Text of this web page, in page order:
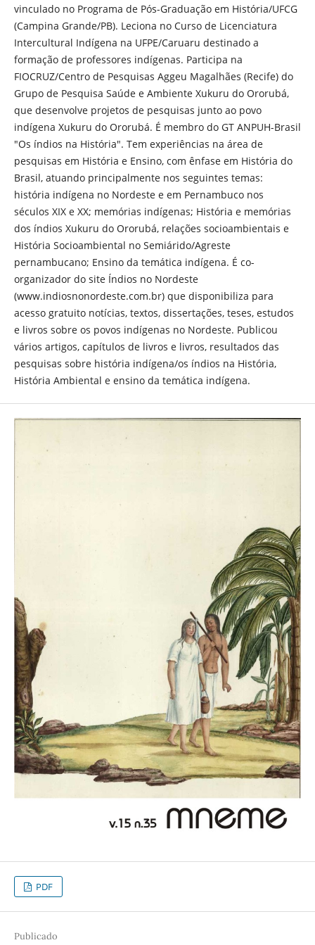
vinculado no Programa de Pós-Graduação em História/UFCG
(Campina Grande/PB). Leciona no Curso de Licenciatura
Intercultural Indígena na UFPE/Caruaru destinado a
formação de professores indígenas. Participa na
FIOCRUZ/Centro de Pesquisas Aggeu Magalhães (Recife) do
Grupo de Pesquisa Saúde e Ambiente Xukuru do Ororubá,
que desenvolve projetos de pesquisas junto ao povo
indígena Xukuru do Ororubá. É membro do GT ANPUH-Brasil
"Os índios na História". Tem experiências na área de
pesquisas em História e Ensino, com ênfase em História do
Brasil, atuando principalmente nos seguintes temas:
história indígena no Nordeste e em Pernambuco nos
séculos XIX e XX; memórias indígenas; História e memórias
dos índios Xukuru do Ororubá, relações socioambientais e
História Socioambiental no Semiárido/Agreste
pernambucano; Ensino da temática indígena. É co-
organizador do site Índios no Nordeste
(www.indiosnonordeste.com.br) que disponibiliza para
acesso gratuito notícias, textos, dissertações, teses, estudos
e livros sobre os povos indígenas no Nordeste. Publicou
vários artigos, capítulos de livros e livros, resultados das
pesquisas sobre história indígena/os índios na História,
História Ambiental e ensino da temática indígena.
PDF
Publicado